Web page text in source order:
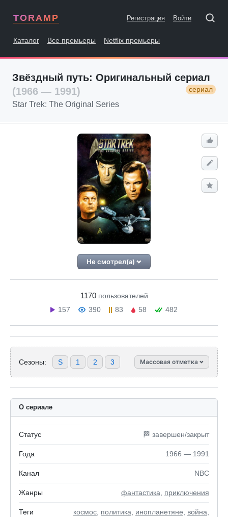
TORAMP Регистрация Войти
Каталог Все премьеры Netflix премьеры
Звёздный путь: Оригинальный сериал
(1966 — 1991)
сериал
Star Trek: The Original Series
Не смотрел(а)
1170 пользователей
157
390 83 58 482
Сезоны: S 1 2 3 Массовая отметка
О сериале
Статус 🏁 завершен/закрыт
Года 1966 — 1991
Канал NBC
Жанры фантастика приключения
Теги космос политика инопланетяне война